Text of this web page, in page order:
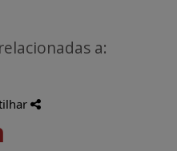
a: